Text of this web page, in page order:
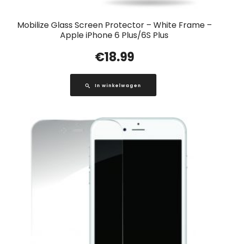
Mobilize Glass Screen Protector – White Frame –
Apple iPhone 6 Plus/6S Plus
€18.99
In winkelwagen